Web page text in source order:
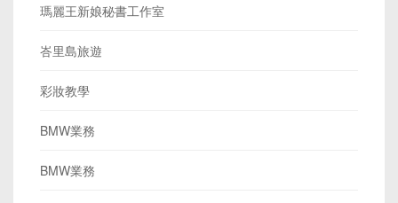
瑪麗王新娘秘書工作室
峇里島旅遊
彩妝教學
BMW業務
BMW業務